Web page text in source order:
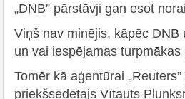
„DNB” pārstāvji gan esot
Viņš nav minējis, kāpēc DNB
un vai iespējamas turpmākas
Tomēr kā aģentūrai
priekšsēdētājs Vītauts